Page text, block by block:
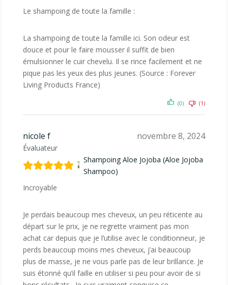
Le shampoing de toute la famille :
La shampoing de toute la famille ici. Son odeur est
douce et pour le faire mousser il suffit de bien
émulsionner le cuir chevelu. Il se rince facilement et ne
pique pas les yeux des plus jeunes. (Source : Forever
Living Products France)
(0) (1)
nicole f
Évaluateur
novembre 8, 2024
Shampoing Aloe Jojoba (Aloe Jojoba
Shampoo)
Incroyable
Je perdais beaucoup mes cheveux, un peu réticente au
départ sur le prix, je ne regrette vraiment pas mon
achat car depuis que je l’utilise avec le conditionneur, je
perds beaucoup moins mes cheveux, j’ai beaucoup
plus de masse, je ne vous parle pas de leur brillance. Je
suis étonné qu’il faille en utiliser si peu pour avoir de si